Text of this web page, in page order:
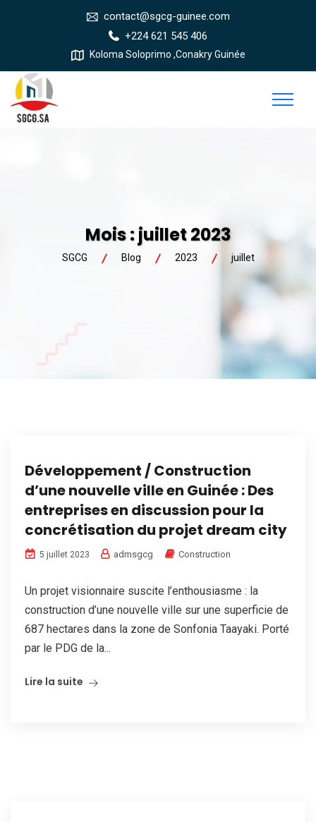
contact@sgcg-guinee.com
+224 621 545 406
Koloma Soloprimo ,Conakry Guinée
Mois :juillet 2023
SGCG Blog 2023 juillet
Développement / Construction
d’une nouvelle ville en Guinée : Des
entreprises en discussion pour la
concrétisation du projet dream city
5 juillet 2023 admsgcg Construction
Un projet visionnaire suscite l’enthousiasme : la
construction d’une nouvelle ville sur une superficie de
687 hectares dans la zone de Sonfonia Taayaki. Porté
par le PDG de la...
Lire la suite